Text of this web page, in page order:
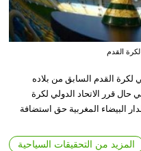
القدم
لكرة القدم السابق من بلاده
من استضافة كأس العالم 2030 في حال قرر الاتحاد الدولي لكرة
البيضاء المغربية حق استضافة
المزيد من التحقيقات السياحية